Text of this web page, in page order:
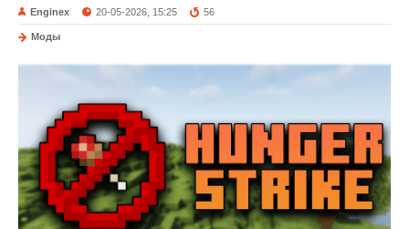
Enginex 20-05-2026, 15:25 56
Моды